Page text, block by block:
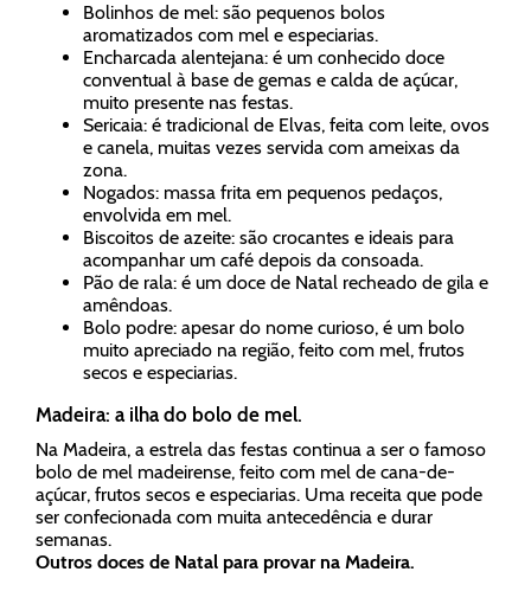
Bolinhos de mel: são pequenos bolos
aromatizados com mel e especiarias.
Encharcada alentejana: é um conhecido doce
conventual à base de gemas e calda de açúcar,
muito presente nas festas.
Sericaia: é tradicional de Elvas, feita com leite, ovos
e canela, muitas vezes servida com ameixas da
zona.
Nogados: massa frita em pequenos pedaços,
envolvida em mel.
Biscoitos de azeite: são crocantes e ideais para
acompanhar um café depois da consoada.
Pão de rala: é um doce de Natal recheado de gila e
amêndoas.
Bolo podre: apesar do nome curioso, é um bolo
muito apreciado na região, feito com mel, frutos
secos e especiarias.
Madeira: a ilha do bolo de mel.
Na Madeira, a estrela das festas continua a ser o famoso
bolo de mel madeirense, feito com mel de cana-de-
açúcar, frutos secos e especiarias. Uma receita que pode
ser confecionada com muita antecedência e durar
semanas.
Outros doces de Natal para provar na Madeira.